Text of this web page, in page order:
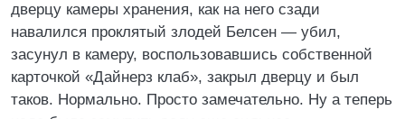
дверцу камеры хранения, как на него сзади
навалился проклятый злодей Белсен — убил,
засунул в камеру, воспользовавшись собственной
карточкой «Дайнерз клаб», закрыл дверцу и был
таков. Нормально. Просто замечательно. Ну а теперь